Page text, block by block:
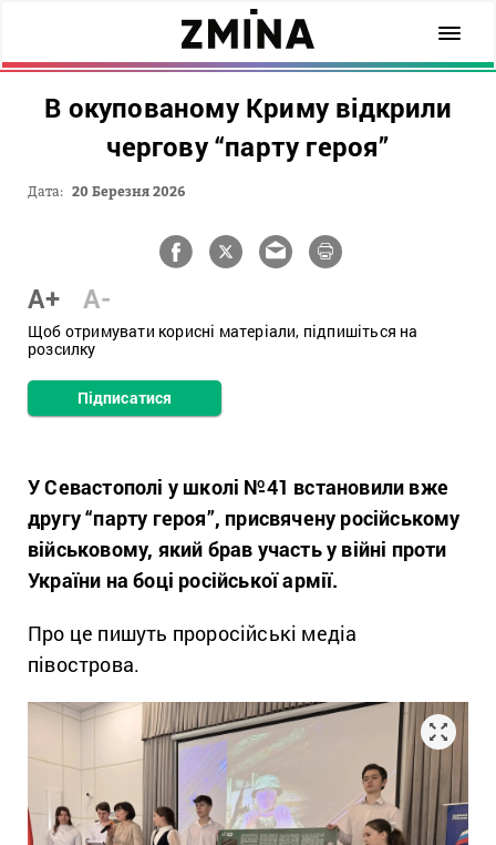
В окупованому Криму відкрили
чергову “парту героя”
Дата: 20 Березня 2026
A+ A-
Щоб отримувати корисні матеріали, підпишіться на
розсилку
Підписатися
У Севастополі у школі №41 встановили вже
другу “парту героя”, присвячену російському
військовому, який брав участь у війні проти
України на боці російської армії.
Про це пишуть проросійські медіа
півострова.